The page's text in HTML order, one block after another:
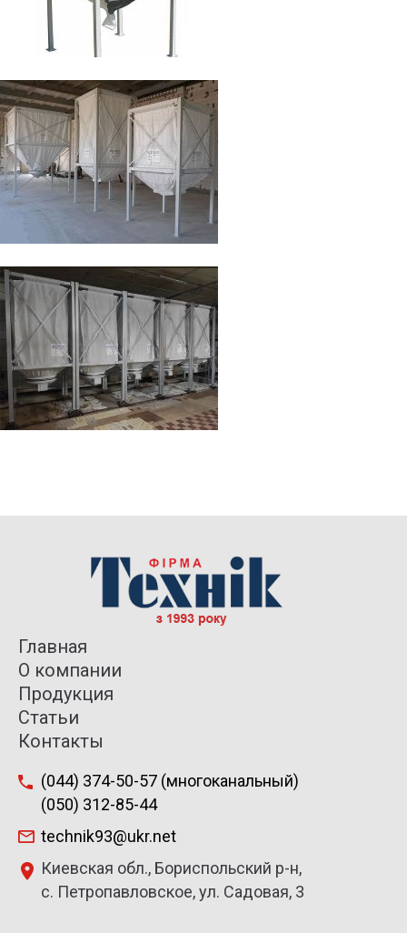
Главная
О компании
Продукция
Статьи
Контакты
(044) 374-50-57 (многоканальный)
(050) 312-85-44
technik93@ukr.net
Киевская обл., Бориспольский р-н,
с. Петропавловское, ул. Садовая, 3